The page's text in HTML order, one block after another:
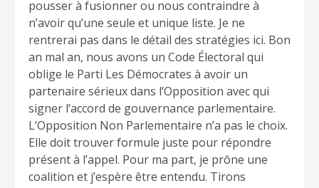
pousser à fusionner ou nous contraindre à
n’avoir qu’une seule et unique liste. Je ne
rentrerai pas dans le détail des stratégies ici. Bon
an mal an, nous avons un Code Électoral qui
oblige le Parti Les Démocrates à avoir un
partenaire sérieux dans l’Opposition avec qui
signer l’accord de gouvernance parlementaire.
L’Opposition Non Parlementaire n’a pas le choix.
Elle doit trouver formule juste pour répondre
présent à l’appel. Pour ma part, je prône une
coalition et j’espère être entendu. Tirons